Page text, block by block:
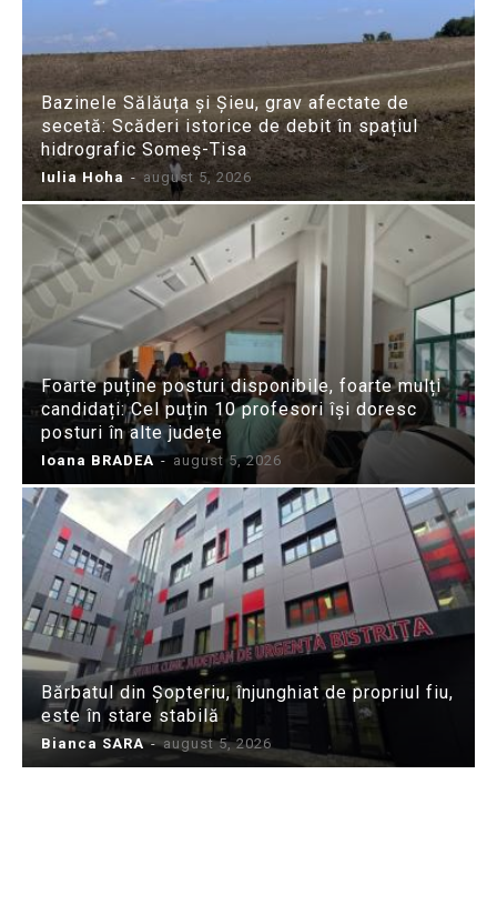
Bazinele Sălăuța și Șieu, grav afectate de
secetă: Scăderi istorice de debit în spațiul
hidrografic Someș-Tisa
Iulia Hoha - august 5, 2026
Foarte puține posturi disponibile, foarte mulți
candidați: Cel puțin 10 profesori își doresc
posturi în alte județe
Ioana BRADEA - august 5, 2026
Bărbatul din Șopteriu, înjunghiat de propriul fiu,
este în stare stabilă
Bianca SARA - august 5, 2026